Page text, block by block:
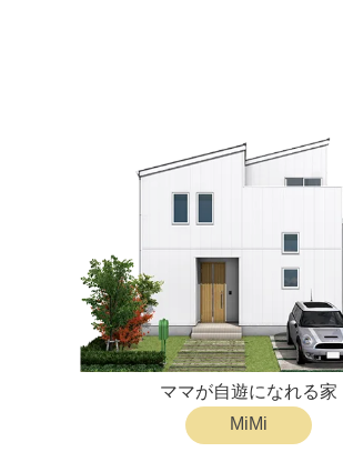
ママが自遊になれる家
MiMi